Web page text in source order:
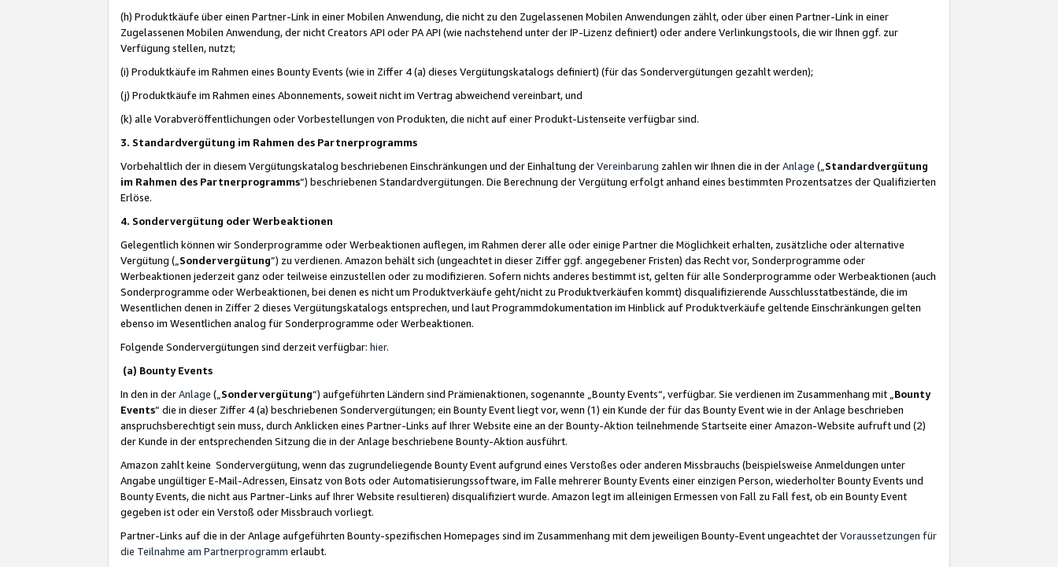
(h) Produktkäufe über einen Partner-Link in einer Mobilen Anwendung, die nicht zu den Zugelassenen Mobilen Anwendungen zählt, oder über einen Partner-Link in einer
Zugelassenen Mobilen Anwendung, der nicht Creators API oder PA API (wie nachstehend unter der IP-Lizenz definiert) oder andere Verlinkungstools, die wir Ihnen ggf. zur
Verfügung stellen, nutzt;
(i) Produktkäufe im Rahmen eines Bounty Events (wie in Ziffer 4 (a) dieses Vergütungskatalogs definiert) (für das Sondervergütungen gezahlt werden);
(j) Produktkäufe im Rahmen eines Abonnements, soweit nicht im Vertrag abweichend vereinbart, und
(k) alle Vorabveröffentlichungen oder Vorbestellungen von Produkten, die nicht auf einer Produkt-Listenseite verfügbar sind.
3. Standardvergütung im Rahmen des Partnerprogramms
Vorbehaltlich der in diesem Vergütungskatalog beschriebenen Einschränkungen und der Einhaltung derVereinbarung zahlen wir Ihnen die in derAnlage („ Standardvergütung
im Rahmen des Partnerprogramms“) beschriebenen Standardvergütungen. Die Berechnung der Vergütung erfolgt anhand eines bestimmten Prozentsatzes der Qualifizierten
Erlöse.
4. Sondervergütung oder Werbeaktionen
Gelegentlich können wir Sonderprogramme oder Werbeaktionen auflegen, im Rahmen derer alle oder einige Partner die Möglichkeit erhalten, zusätzliche oder alternative
Vergütung („ Sondervergütung”) zu verdienen. Amazon behält sich (ungeachtet in dieser Ziffer ggf. angegebener Fristen) das Recht vor, Sonderprogramme oder
Werbeaktionen jederzeit ganz oder teilweise einzustellen oder zu modifizieren. Sofern nichts anderes bestimmt ist, gelten für alle Sonderprogramme oder Werbeaktionen (auch
Sonderprogramme oder Werbeaktionen, bei denen es nicht um Produktverkäufe geht/nicht zu Produktverkäufen kommt) disqualifizierende Ausschlusstatbestände, die im
Wesentlichen denen in Ziffer 2 dieses Vergütungskatalogs entsprechen, und laut Programmdokumentation im Hinblick auf Produktverkäufe geltende Einschränkungen gelten
ebenso im Wesentlichen analog für Sonderprogramme oder Werbeaktionen.
Folgende Sondervergütungen sind derzeit verfügbar: hier.
(a) Bounty Events
In den in derAnlage („ Sondervergütung“) aufgeführten Ländern sind Prämienaktionen, sogenannte „Bounty Events“, verfügbar. Sie verdienen im Zusammenhang mit „ Bounty
Events“ die in dieser Ziffer 4 (a) beschriebenen Sondervergütungen; ein Bounty Event liegt vor, wenn (1) ein Kunde der für das Bounty Event wie in der Anlage beschrieben
anspruchsberechtigt sein muss, durch Anklicken eines Partner-Links auf Ihrer Website eine an der Bounty-Aktion teilnehmende Startseite einer Amazon-Website aufruft und (2)
der Kunde in der entsprechenden Sitzung die in der Anlage beschriebene Bounty-Aktion ausführt.
Amazon zahlt keine Sondervergütung, wenn das zugrundeliegende Bounty Event aufgrund eines Verstoßes oder anderen Missbrauchs (beispielsweise Anmeldungen unter
Angabe ungültiger E-Mail-Adressen, Einsatz von Bots oder Automatisierungssoftware, im Falle mehrerer Bounty Events einer einzigen Person, wiederholter Bounty Events und
Bounty Events, die nicht aus Partner-Links auf Ihrer Website resultieren) disqualifiziert wurde. Amazon legt im alleinigen Ermessen von Fall zu Fall fest, ob ein Bounty Event
gegeben ist oder ein Verstoß oder Missbrauch vorliegt.
Partner-Links auf die in der Anlage aufgeführten Bounty-spezifischen Homepages sind im Zusammenhang mit dem jeweiligen Bounty-Event ungeachtet derVoraussetzungen für
die Teilnahme am Partnerprogramm erlaubt.